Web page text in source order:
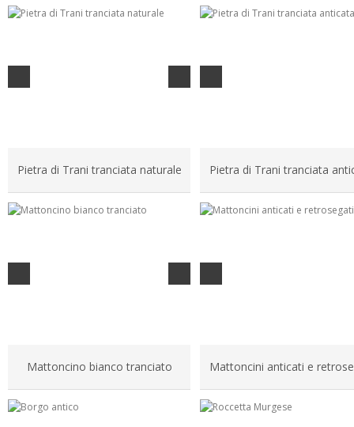
Pietra di Trani tranciata naturale Pietra di Trani tranciata
Mattoncino bianco tranciato Mattoncini anticati e